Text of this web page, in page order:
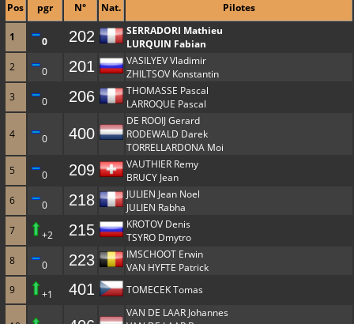
Pos pgr N° Nat. Pilotes
1 0 202
SERRADORI Mathieu
LURQUIN Fabian
2
0 201
VASILYEV Vladimir
ZHILTSOV Konstantin
3
0 206
THOMASSE Pascal
LARROQUE Pascal
4 0 400
DE ROOIJ Gerard
RODEWALD Darek
TORRELLARDONA Moi
5
0 209
VAUTHIER Remy
BRUCY Jean
6
0 218
JULIEN Jean Noel
JULIEN Rabha
7
+2 215
KROTOV Denis
TSYRO Dmytro
8
0 223
IMSCHOOT Erwin
VAN HYFTE Patrick
9
+1 401 TOMECEK Tomas
VAN DE LAAR Johannes